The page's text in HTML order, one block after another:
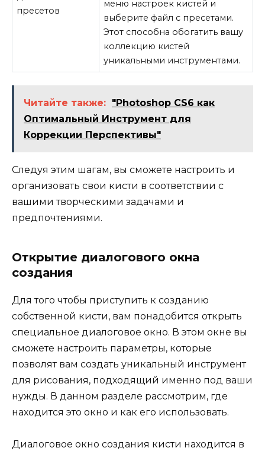
пресетов
меню настроек кистей и
выберите файл с пресетами.
Этот способна обогатить вашу
коллекцию кистей
уникальными инструментами.
Читайте также: "Photoshop CS6 как
Оптимальный Инструмент для
Коррекции Перспективы"
Следуя этим шагам, вы сможете настроить и
организовать свои кисти в соответствии с
вашими творческими задачами и
предпочтениями.
Открытие диалогового окна
создания
Для того чтобы приступить к созданию
собственной кисти, вам понадобится открыть
специальное диалоговое окно. В этом окне вы
сможете настроить параметры, которые
позволят вам создать уникальный инструмент
для рисования, подходящий именно под ваши
нужды. В данном разделе рассмотрим, где
находится это окно и как его использовать.
Диалоговое окно создания кисти находится в